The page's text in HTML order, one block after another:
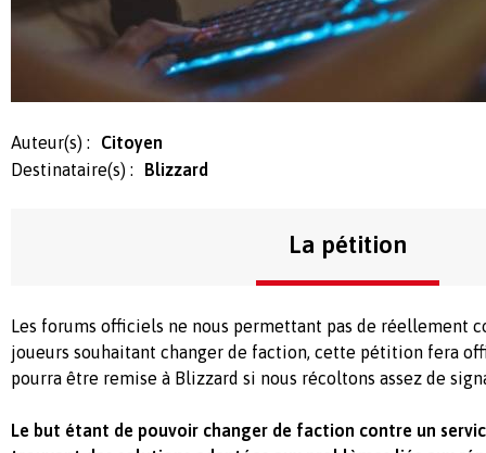
Auteur(s) :
Citoyen
Destinataire(s) :
Blizzard
La pétition
Les forums officiels ne nous permettant pas de réellement
joueurs souhaitant changer de faction, cette pétition fera
pourra être remise à Blizzard si nous récoltons assez de
Le but étant de pouvoir changer de faction contre un